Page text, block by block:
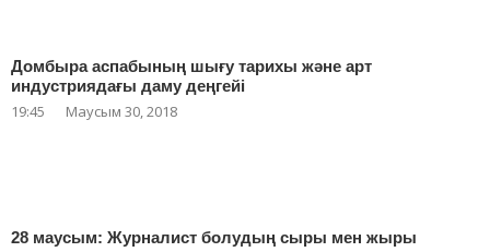
Домбыра аспабының шығу тарихы және арт
индустриядағы даму деңгейі
19:45 Маусым 30, 2018
28 маусым: Журналист болудың сыры мен жыры